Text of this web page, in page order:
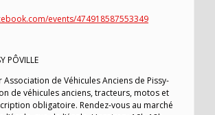
events/474918587553349
PÔVILLE
Association de Véhicules Anciens de Pissy-
de véhicules anciens, tracteurs, motos et
obligatoire. Rendez-vous au marché